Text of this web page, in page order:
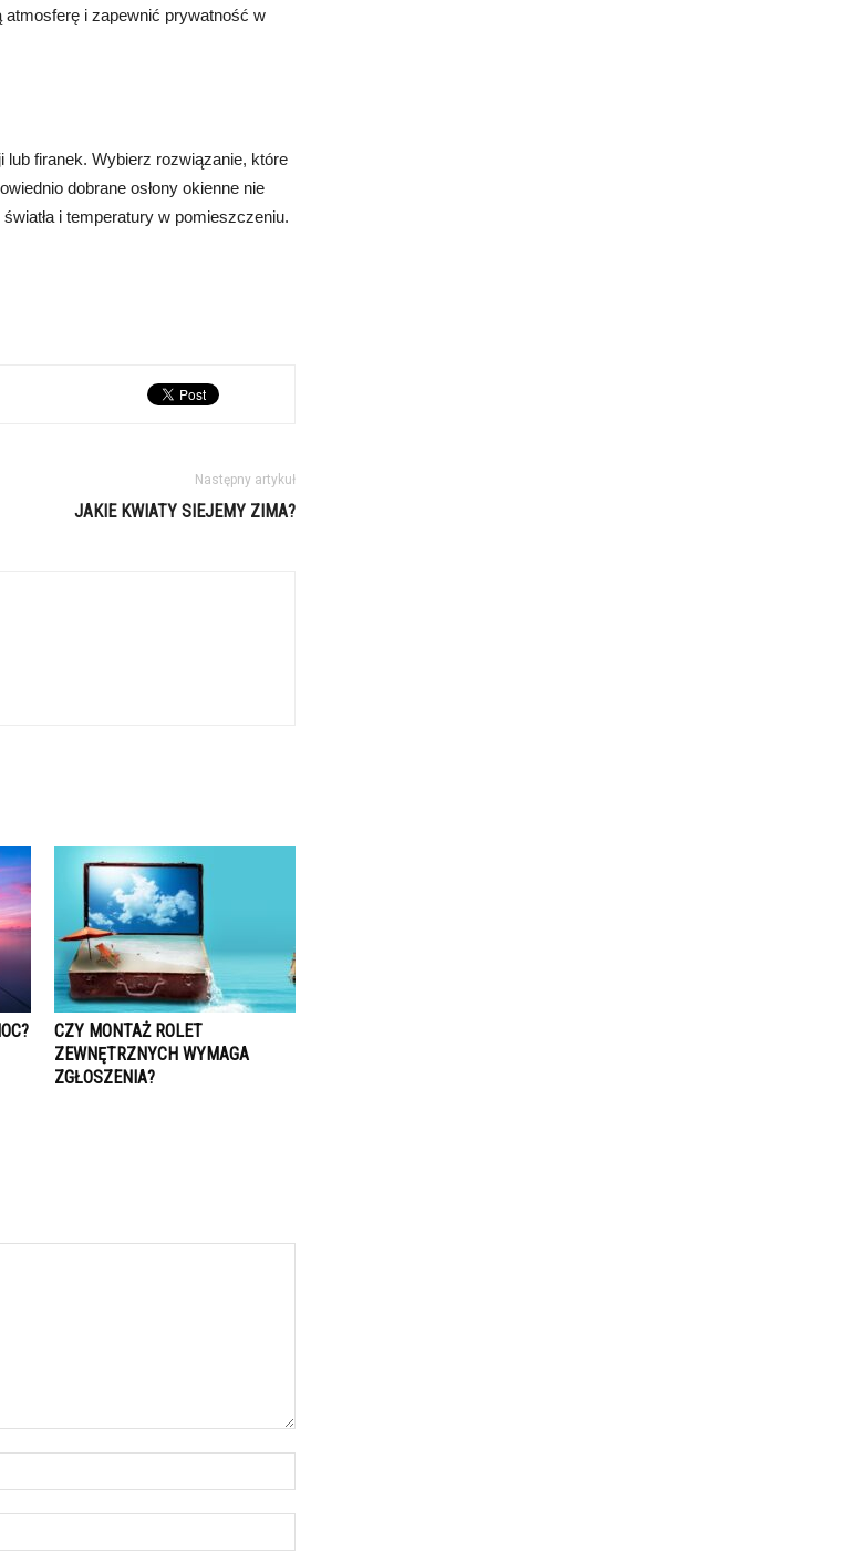
atmosferę i zapewnić prywatność w
lub firanek. Wybierz rozwiązanie, które
dobrane osłony okienne nie
i temperatury w pomieszczeniu.
Następny artykuł
JAKIE KWIATY SIEJEMY ZIMA?
CZY MONTAŻ ROLET
ZEWNĘTRZNYCH WYMAGA
ZGŁOSZENIA?